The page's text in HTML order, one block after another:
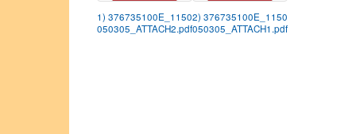
1) 376735100E_1150
050305_ATTACH2.pdf
2) 376735100E_1150
050305_ATTACH1.pdf